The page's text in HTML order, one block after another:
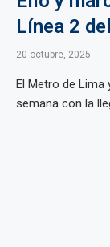
Línea 2
20 octubre, 2025
El Metro de
semana con la